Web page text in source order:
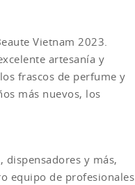
Vietnam 2023.
artesanía y
frascos de perfume y
más nuevos, los
y más,
equipo de profesionales